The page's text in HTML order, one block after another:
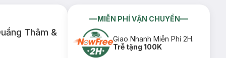
Thâm &
MIỄN PHÍ VẬN CHUYỂN
Giao Nhanh Miễn Phí 2H.
Trễ tặng 100K